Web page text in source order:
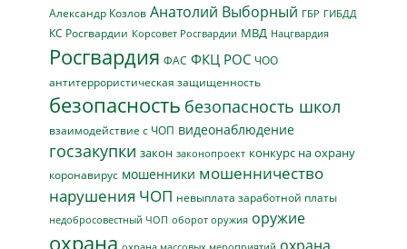
Александр Козлов Анатолий Выборный ГБР ГИБДД
КС Росгвардии Корсовет Росгвардии МВД Нацгвардия
Росгвардия ФАС ФКЦ РОС ЧОО
антитеррористическая защищенность
безопасность безопасность школ
взаимодействие с ЧОП видеонаблюдение
госзакупки закон законопроект конкурс на охрану
коронавирус мошенники мошенничество
нарушения ЧОП невыплата заработной платы
недобросовестный ЧОП оборот оружия оружие
охрана
охрана